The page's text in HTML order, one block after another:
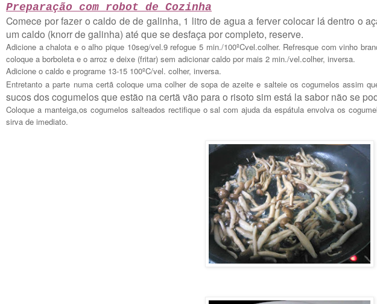
Preparação com robot de Cozinha
Comece por fazer o caldo de de galinha, 1 litro de agua a ferver colocar lá dentro o
um caldo (knorr de galinha) até que se desfaça por completo, reserve.
Adicione a chalota e o alho pique 10seg/vel.9 refogue 5 min./100ºCvel.colher. Refresque com vinho
coloque a borboleta e o arroz e deixe (fritar) sem adicionar caldo por mais 2 min./vel.colher, inversa.
Adicione o caldo e programe 13-15 100ºC/vel. colher, inversa.
Entretanto a parte numa certã coloque uma colher de sopa de azeite e salteie os cogumelos assim
sucos dos cogumelos que estão na certã vão para o risoto sim está la sabor não se
Coloque a manteiga,os cogumelos salteados rectifique o sal com ajuda da espátula envolva os
sirva de imediato.